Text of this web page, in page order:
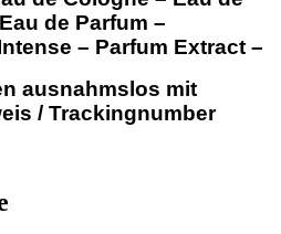
de Parfum –
– Parfum Extract –
ausnahmslos mit
/ Trackingnumber